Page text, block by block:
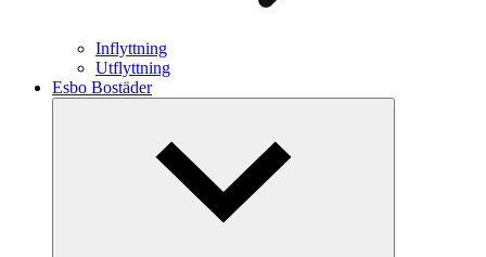
Inflyttning
Utflyttning
Esbo Bostäder